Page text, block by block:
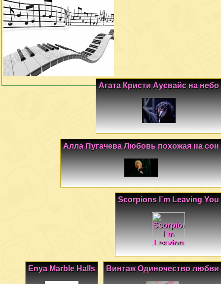
Агата Кристи Аусвайс на небо
Алла Пугачева Любовь похожая на сон
Scorpions I`m Leaving You
Винтаж Одиночество любви
Enya Marble Halls